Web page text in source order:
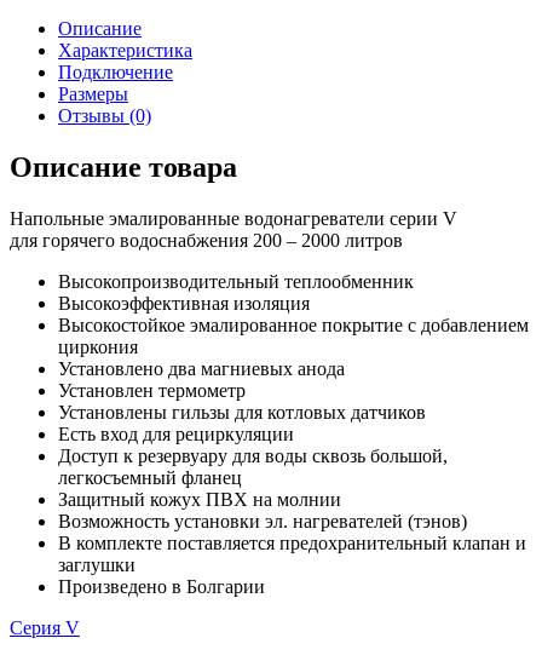
Описание
Характеристика
Подключение
Размеры
Отзывы (0)
Описание товара
Напольные эмалированные водонагреватели серии V
для горячего водоснабжения 200 – 2000 литров
Высокопроизводительный теплообменник
Высокоэффективная изоляция
Высокостойкое эмалированное покрытие с добавлением
циркония
Установлено два магниевых анода
Установлен термометр
Установлены гильзы для котловых датчиков
Есть вход для рециркуляции
Доступ к резервуару для воды сквозь большой,
легкосъемный фланец
Защитный кожух ПВХ на молнии
Возможность установки эл. нагревателей (тэнов)
В комплекте поставляется предохранительный клапан и
заглушки
Произведено в Болгарии
Серия V